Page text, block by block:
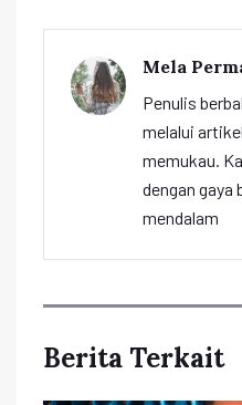
Mela
Penulis
melalui
memukau.
dengan gaya
mendalam
Berita Terkait